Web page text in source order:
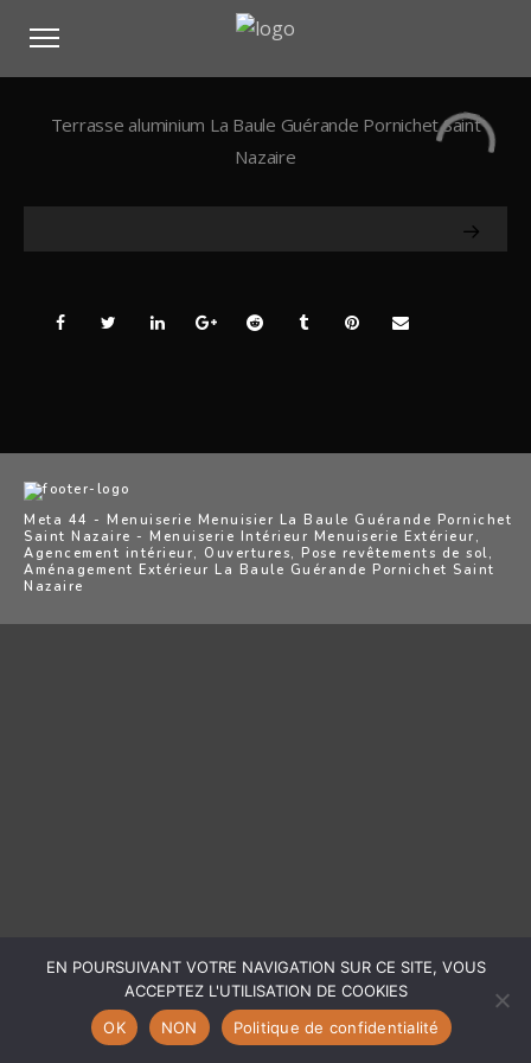
Terrasse aluminium La Baule Guérande Pornichet Saint
Nazaire
Meta 44 - Menuiserie Menuisier La Baule Guérande Pornichet
Saint Nazaire - Menuiserie Intérieur Menuiserie Extérieur,
Agencement intérieur, Ouvertures, Pose revêtements de sol,
Aménagement Extérieur La Baule Guérande Pornichet Saint
Nazaire
EN POURSUIVANT VOTRE NAVIGATION SUR CE SITE, VOUS
ACCEPTEZ L'UTILISATION DE COOKIES
OK
NON Politique de confidentialité